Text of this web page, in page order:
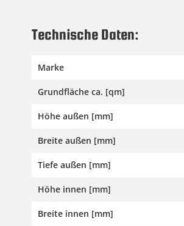
Technische Daten:
Marke
Grundfläche ca. [qm]
Höhe außen [mm]
Breite außen [mm]
Tiefe außen [mm]
Höhe innen [mm]
Breite innen [mm]